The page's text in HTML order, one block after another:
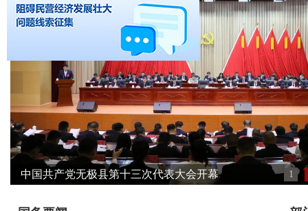
中国共产党无极县第十三次代表大会开幕 1